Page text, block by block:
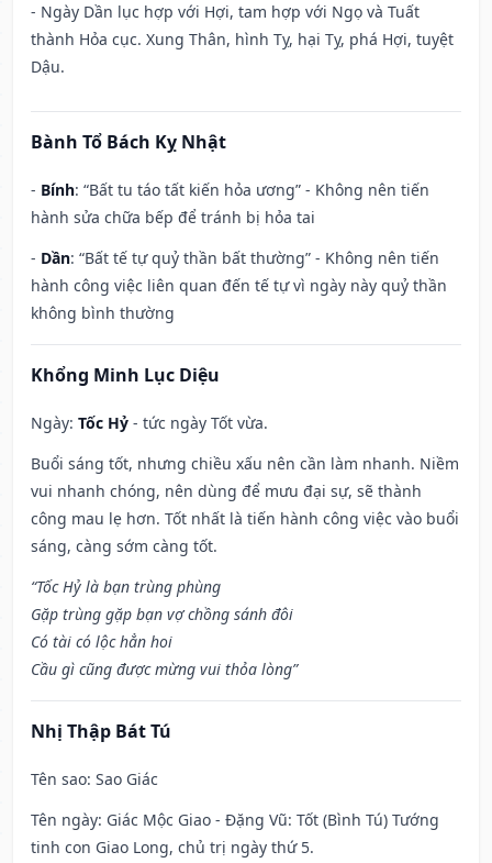
- Ngày Dần lục hợp với Hợi, tam hợp với Ngọ và Tuất
thành Hỏa cục. Xung Thân, hình Tỵ, hại Tỵ, phá Hợi, tuyệt
Dậu.
Bành Tổ Bách Kỵ Nhật
- Bính: “Bất tu táo tất kiến hỏa ương” - Không nên tiến
hành sửa chữa bếp để tránh bị hỏa tai
- Dần: “Bất tế tự quỷ thần bất thường” - Không nên tiến
hành công việc liên quan đến tế tự vì ngày này quỷ thần
không bình thường
Khổng Minh Lục Diệu
Ngày: Tốc Hỷ - tức ngày Tốt vừa.
Buổi sáng tốt, nhưng chiều xấu nên cần làm nhanh. Niềm
vui nhanh chóng, nên dùng để mưu đại sự, sẽ thành
công mau lẹ hơn. Tốt nhất là tiến hành công việc vào buổi
sáng, càng sớm càng tốt.
“Tốc Hỷ là bạn trùng phùng
Gặp trùng gặp bạn vợ chồng sánh đôi
Có tài có lộc hẳn hoi
Cầu gì cũng được mừng vui thỏa lòng”
Nhị Thập Bát Tú
Tên sao: Sao Giác
Tên ngày: Giác Mộc Giao - Đặng Vũ: Tốt (Bình Tú) Tướng
tinh con Giao Long, chủ trị ngày thứ 5.